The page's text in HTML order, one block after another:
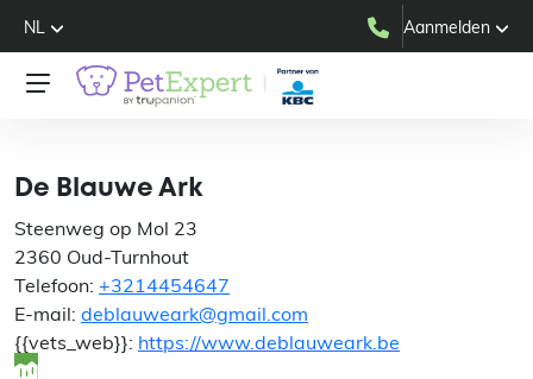
NL Aanmelden
De Blauwe Ark
Steenweg op Mol 23
2360 Oud-Turnhout
Telefoon: +3214454647
E-mail: deblauweark@gmail.com
{{vets_web}}: https://www.deblauweark.be